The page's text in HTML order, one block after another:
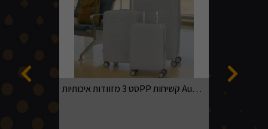
סט 3 מזוודות איכותיותPP קשיחות Australian adventurer בגדלים 20, 24, 28 בצבע אפור בהיר